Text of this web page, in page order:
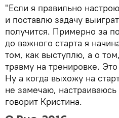
"Если я правильно
и поставлю задачу
получится. Примерно за
до важного старта я
том, как выступлю, а о
травму на тренировке.
Ну а когда выхожу на
не замечаю,
говорит Кристина.